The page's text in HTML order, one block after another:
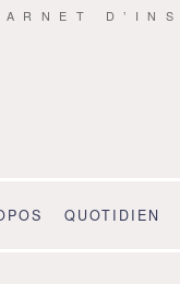
QUOTIDIEN